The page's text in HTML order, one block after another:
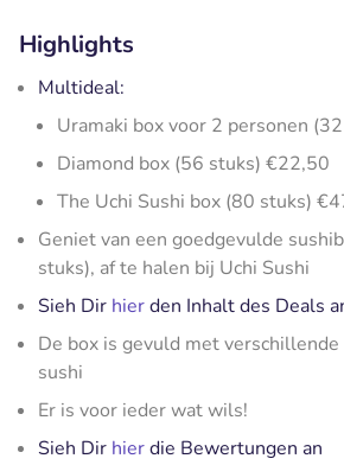
Highlights
Multideal:
Uramaki box voor 2 personen
Diamond box (56 stuks) €22,50
The Uchi Sushi box (80 stuks)
Geniet van een goedgevulde
stuks), af te halen bij Uchi Sushi
Sieh Dir hierden Inhalt des Deals
De box is gevuld met
sushi
Er is voor ieder wat wils!
Sieh Dir hierdie Bewertungen an